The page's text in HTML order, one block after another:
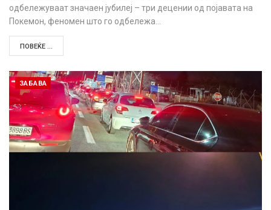
одбележуваат значаен јубилеј – три децении од појавата на
Покемон, феномен што го одбележа…
ПОВЕЌЕ ...
ЗАБАВА